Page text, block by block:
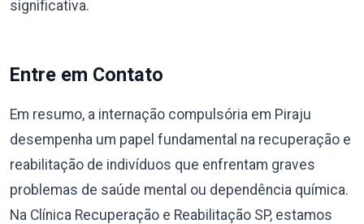
significativa.
Entre em Contato
Em resumo, a internação compulsória em Piraju
desempenha um papel fundamental na recuperação e
reabilitação de indivíduos que enfrentam graves
problemas de saúde mental ou dependência química.
Na Clínica Recuperação e Reabilitação SP, estamos